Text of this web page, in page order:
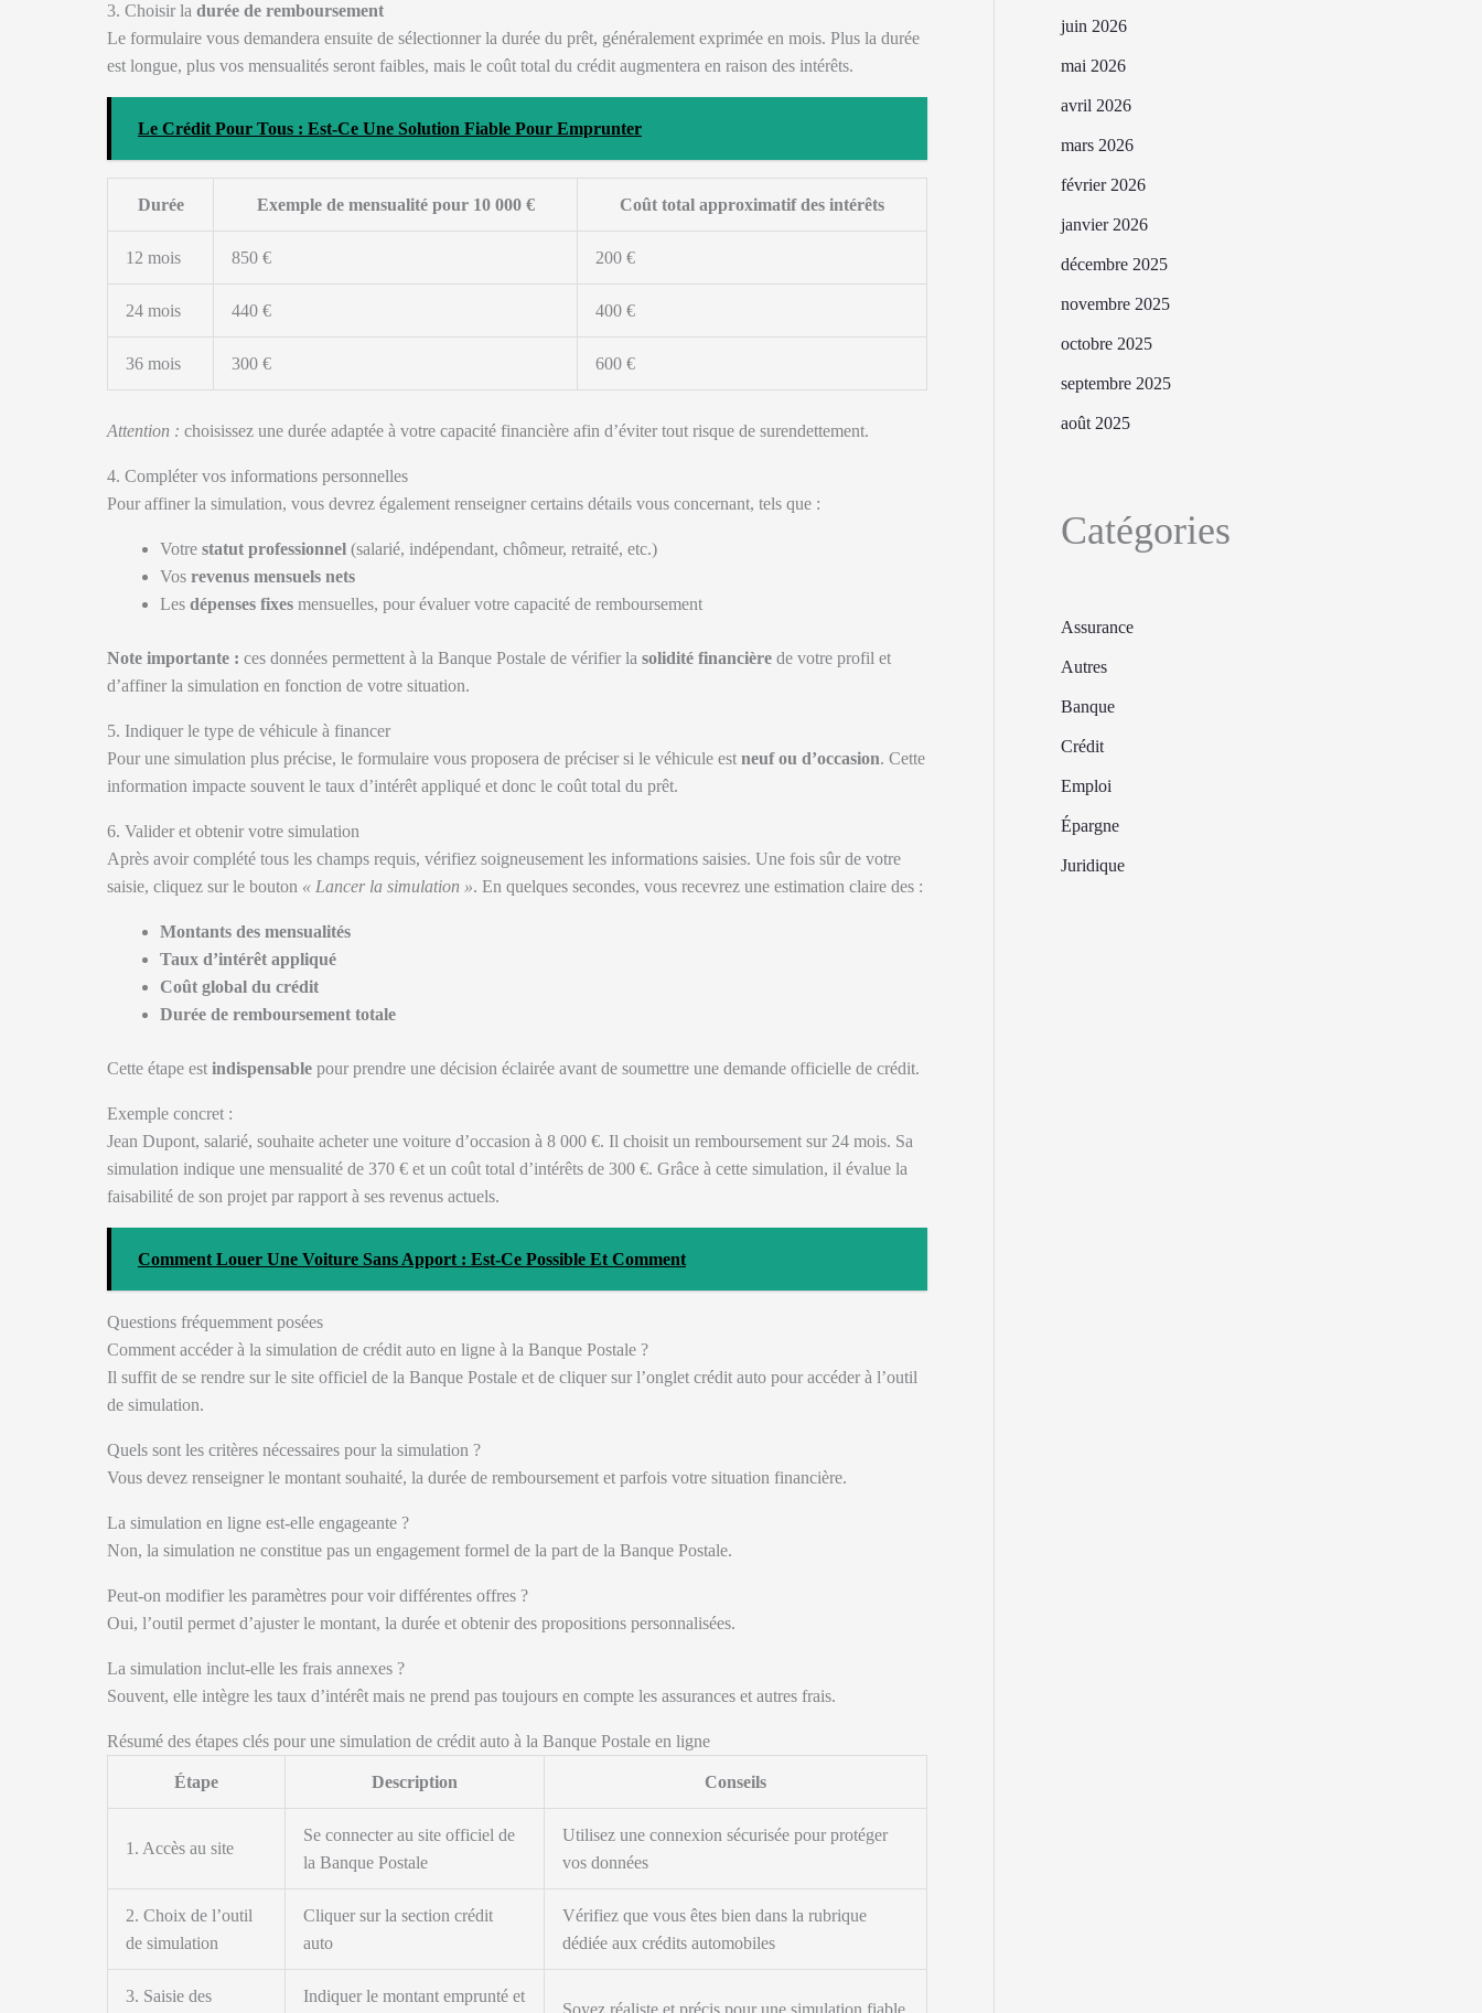
3. Choisir la durée de remboursement
Le formulaire vous demandera ensuite de sélectionner la durée du prêt, généralement exprimée en mois. Plus la durée
est longue, plus vos mensualités seront faibles, mais le coût total du crédit augmentera en raison des intérêts.
Le Crédit Pour Tous : Est-Ce Une Solution Fiable Pour Emprunter
Durée Exemple de mensualité pour 10 000 € Coût total approximatif des intérêts
12 mois 850 € 200 €
24 mois 440 € 400 €
36 mois 300 € 600 €
Attention : choisissez une durée adaptée à votre capacité financière afin d’éviter tout risque de surendettement.
4. Compléter vos informations personnelles
Pour affiner la simulation, vous devrez également renseigner certains détails vous concernant, tels que :
Votre statut professionnel (salarié, indépendant, chômeur, retraité, etc.)
Vos revenus mensuels nets
Les dépenses fixes mensuelles, pour évaluer votre capacité de remboursement
Note importante : ces données permettent à la Banque Postale de vérifier la solidité financière de votre profil et
d’affiner la simulation en fonction de votre situation.
5. Indiquer le type de véhicule à financer
Pour une simulation plus précise, le formulaire vous proposera de préciser si le véhicule est neuf ou d’occasion. Cette
information impacte souvent le taux d’intérêt appliqué et donc le coût total du prêt.
6. Valider et obtenir votre simulation
Après avoir complété tous les champs requis, vérifiez soigneusement les informations saisies. Une fois sûr de votre
saisie, cliquez sur le bouton « Lancer la simulation ». En quelques secondes, vous recevrez une estimation claire des :
Montants des mensualités
Taux d’intérêt appliqué
Coût global du crédit
Durée de remboursement totale
Cette étape est indispensable pour prendre une décision éclairée avant de soumettre une demande officielle de crédit.
Exemple concret :
Jean Dupont, salarié, souhaite acheter une voiture d’occasion à 8 000 €. Il choisit un remboursement sur 24 mois. Sa
simulation indique une mensualité de 370 € et un coût total d’intérêts de 300 €. Grâce à cette simulation, il évalue la
faisabilité de son projet par rapport à ses revenus actuels.
Comment Louer Une Voiture Sans Apport : Est-Ce Possible Et Comment
Questions fréquemment posées
Comment accéder à la simulation de crédit auto en ligne à la Banque Postale ?
Il suffit de se rendre sur le site officiel de la Banque Postale et de cliquer sur l’onglet crédit auto pour accéder à l’outil
de simulation.
Quels sont les critères nécessaires pour la simulation ?
Vous devez renseigner le montant souhaité, la durée de remboursement et parfois votre situation financière.
La simulation en ligne est-elle engageante ?
Non, la simulation ne constitue pas un engagement formel de la part de la Banque Postale.
Peut-on modifier les paramètres pour voir différentes offres ?
Oui, l’outil permet d’ajuster le montant, la durée et obtenir des propositions personnalisées.
La simulation inclut-elle les frais annexes ?
Souvent, elle intègre les taux d’intérêt mais ne prend pas toujours en compte les assurances et autres frais.
Résumé des étapes clés pour une simulation de crédit auto à la Banque Postale en ligne
Étape Description Conseils
1. Accès au site
Se connecter au site officiel de
la Banque Postale
Utilisez une connexion sécurisée pour protéger
vos données
2. Choix de l’outil
de simulation
Cliquer sur la section crédit
auto
Vérifiez que vous êtes bien dans la rubrique
dédiée aux crédits automobiles
3. Saisie des Indiquer le montant emprunté et
Soyez réaliste et précis pour une simulation fiable
juin 2026
mai 2026
avril 2026
mars 2026
février 2026
janvier 2026
décembre 2025
novembre 2025
octobre 2025
septembre 2025
août 2025
Catégories
Assurance
Autres
Banque
Crédit
Emploi
Épargne
Juridique